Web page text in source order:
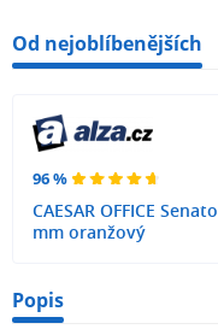
Od nejoblíbenějších
96 %
CAESAR OFFICE
mm oranžový
Popis